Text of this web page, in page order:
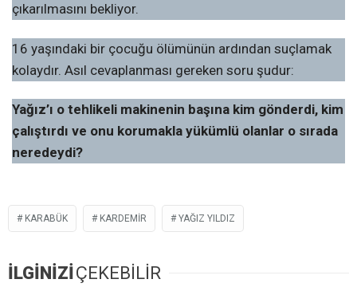
çıkarılmasını bekliyor.
16 yaşındaki bir çocuğu ölümünün ardından suçlamak
kolaydır. Asıl cevaplanması gereken soru şudur:
Yağız’ı o tehlikeli makinenin başına kim gönderdi, kim
çalıştırdı ve onu korumakla yükümlü olanlar o sırada
neredeydi?
KARABÜK KARDEMİR YAĞIZ YILDIZ
İLGİNİZİÇEKEBİLİR